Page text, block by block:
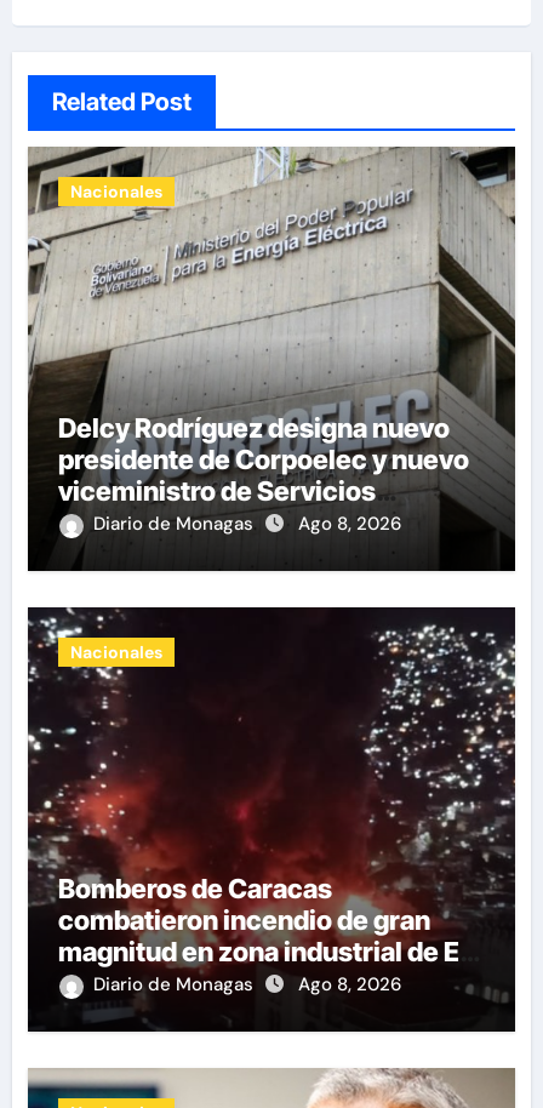
Related Post
Nacionales
Delcy Rodríguez designa nuevo
presidente de Corpoelec y nuevo
viceministro de Servicios
Eléctricos
Diario de Monagas Ago 8, 2026
Nacionales
Bomberos de Caracas
combatieron incendio de gran
magnitud en zona industrial de El
Llanito
Diario de Monagas Ago 8, 2026